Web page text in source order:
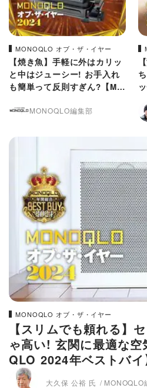
MONOQLO オブ・ザ・イヤー
【焼き魚】手軽に外はカリッ
と中はジューシー! お手入れ
も簡単って反則すぎん?【MO
イ】 MONOQLO編集部
MONOQLO オブ・ザ・イヤー
【スリムでも頼れる】
ゃ高い! 玄関に最適な
QLO 2024年ベストバイ
大久保 公裕 氏 MONOQLO